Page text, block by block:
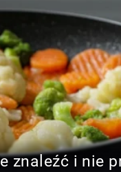
znaleźć i nie